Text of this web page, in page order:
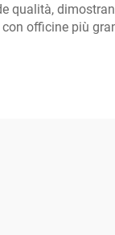
qualità,
officine più